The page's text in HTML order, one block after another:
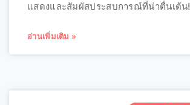
แสดงและสัมผัสประสบการณ์ที่น่าตื่นเต้น!
อ่านเพิ่มเติม »